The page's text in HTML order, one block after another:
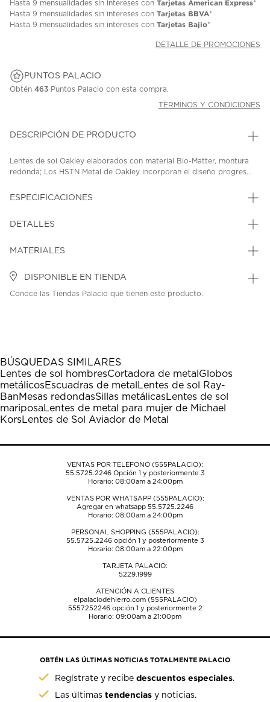
Hasta 9 mensualidades sin intereses con Tarjetas American Express*
Hasta 9 mensualidades sin intereses con Tarjetas BBVA*
Hasta 9 mensualidades sin intereses con Tarjetas Bajio*
DETALLE DE PROMOCIONES
PUNTOS PALACIO
Obtén 463 Puntos Palacio con esta compra.
TÉRMINOS Y CONDICIONES
DESCRIPCIÓN DE PRODUCTO
Lentes de sol Oakley elaborados con material Bio-Matter, montura
redonda; Los HSTN Metal de Oakley incorporan el diseño progres...
ESPECIFICACIONES
DETALLES
MATERIALES
DISPONIBLE EN TIENDA
Conoce las Tiendas Palacio que tienen este producto.
BÚSQUEDAS SIMILARES
Lentes de sol hombresCortadora de metal Globos
metálicosEscuadras de metal Lentes de sol Ray-
BanMesas redondasSillas metálicasLentes de sol
mariposaLentes de metal para mujer de Michael
KorsLentes de Sol Aviador de Metal
VENTAS POR TELÉFONO (555PALACIO):
55.5725.2246Opción 1 y posteriormente 3
Horario: 08:00am a 24:00pm
VENTAS POR WHATSAPP (555PALACIO):
Agregar en whatsapp 55.5725.2246
Horario: 08:00am a 24:00pm
PERSONAL SHOPPING (555PALACIO):
55.5725.2246opción 1 y posteriormente 3
Horario: 08:00am a 22:00pm
TARJETA PALACIO:
5229.1999
ATENCIÓN A CLIENTES
elpalaciodehierro.com (555PALACIO)
5557252246opción 1 y posteriormente 2
Horario: 09:00am a 21:00pm
OBTÉN LAS ÚLTIMAS NOTICIAS TOTALMENTE PALACIO
Regístrate y recibedescuentos especiales.
Las últimastendencias y noticias.